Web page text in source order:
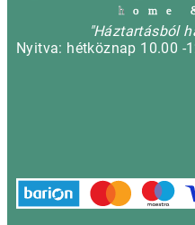
h
"Háztartásból
Nyitva: hétköznap 10.00 -